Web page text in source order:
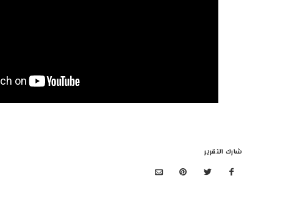
شارك التقرير